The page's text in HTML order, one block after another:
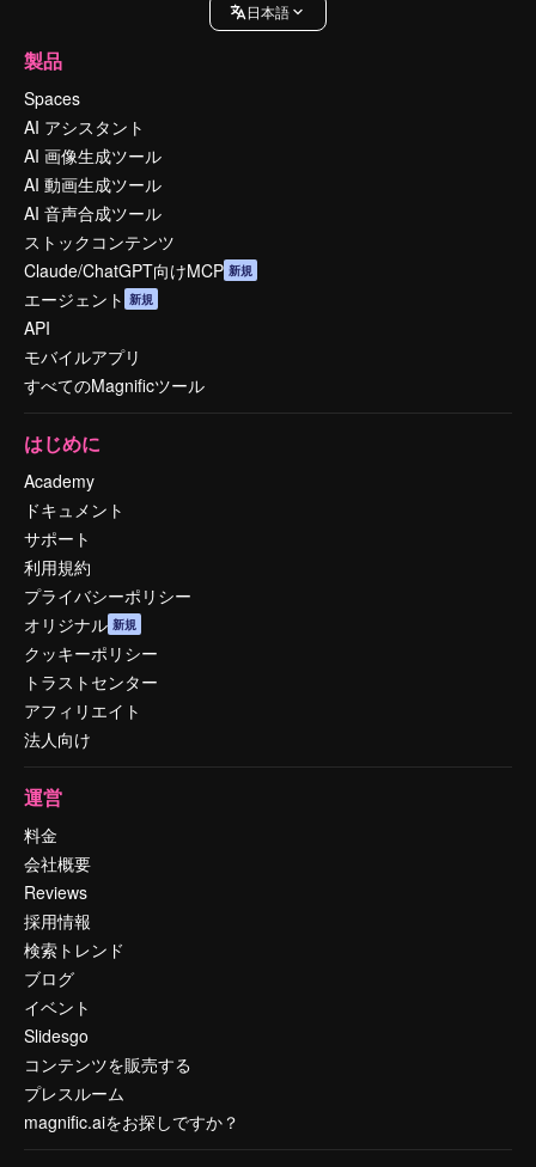
日本語
製品
Spaces
AI アシスタント
AI 画像生成ツール
AI 動画生成ツール
AI 音声合成ツール
ストックコンテンツ
Claude/ChatGPT向けMCP 新規
エージェント 新規
API
モバイルアプリ
すべてのMagnificツール
はじめに
Academy
ドキュメント
サポート
利用規約
プライバシーポリシー
オリジナル 新規
クッキーポリシー
トラストセンター
アフィリエイト
法人向け
運営
料金
会社概要
Reviews
採用情報
検索トレンド
ブログ
イベント
Slidesgo
コンテンツを販売する
プレスルーム
magnific.aiをお探しですか？